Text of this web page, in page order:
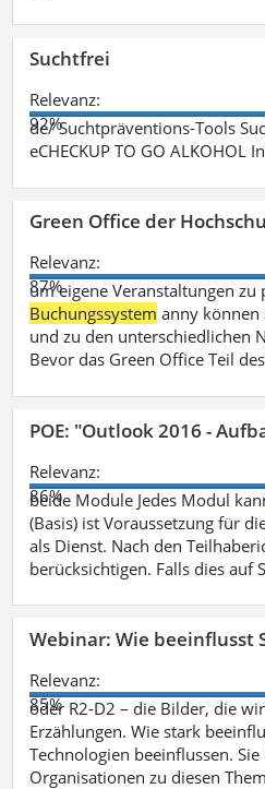
Suchtfrei
Relevanz:
92%
de/ Suchtpräventions-Tools
eCHECKUP TO GO
Green Office der
Relevanz:
87%
um eigene Veranstaltungen
Buchungssystem anny können
und zu den unterschiedlichen
Bevor das Green Office Teil
POE: "Outlook 2016 -
Relevanz:
86%
beide Module Jedes Modul
(Basis) ist Voraussetzung für
als Dienst. Nach den
berücksichtigen. Falls dies auf
Webinar: Wie beeinflusst
Relevanz:
85%
oder R2-D2 – die Bilder, die
Erzählungen. Wie stark
Technologien beeinflussen.
Organisationen zu diesen